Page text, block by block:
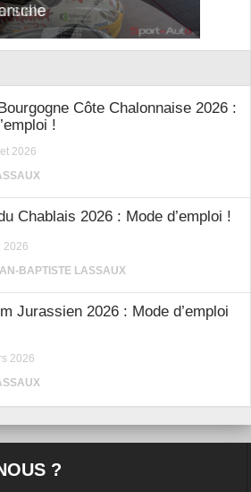
Côte Chalonnaise 2026 :
!
2026
Chablais 2026 : Mode d’emploi !
2026
BAPTISTE LASSAUX
Jurassien 2026 : Mode d’emploi
2026
?